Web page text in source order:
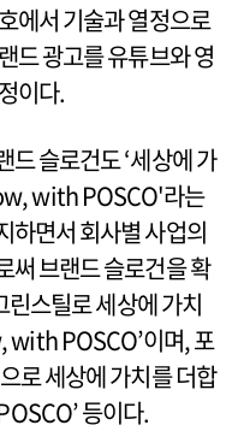
에서 기술과 열정으로
드 광고를 유튜브와 영
이다.
드 슬로건도 ‘세상에 가
with POSCO'라는
하면서 회사별 사업의
써 브랜드 슬로건을 확
린스틸로 세상에 가치
POSCO’이며, 포
로 세상에 가치를 더합
등이다.